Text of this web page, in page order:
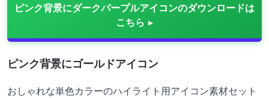
ピンク背景にダークパープルアイコンのダウンロードは
こちら
ピンク背景にゴールドアイコン
おしゃれな単色カラーのハイライト用アイコン素材セット